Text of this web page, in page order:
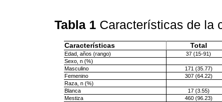
Tabla 1 Características de la
Características Total
Edad, años (rango)
37 (15-91)
Sexo, n (%)
Masculino
171 (35.77)
Femenino
307 (64.22)
Raza, n (%)
Blanca
17 (3.55)
Mestiza
460 (96.23)